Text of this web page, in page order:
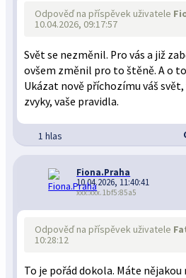
Odpověď na příspěvek uživatele
10.04.2026, 09:17:57
Svět se nezměnil. Pro vás a již
ovšem změnil pro to štěně. A o
Ukázat nově příchozímu váš svět,
zvyky, vaše pravidla.
1 hlas
Fiona.Praha
10.04.2026, 11:40:41
xxx:xxx.1bf5:85a5
Odpověď na příspěvek uživatele
10:28:12
To je pořád dokola. Máte nějakou